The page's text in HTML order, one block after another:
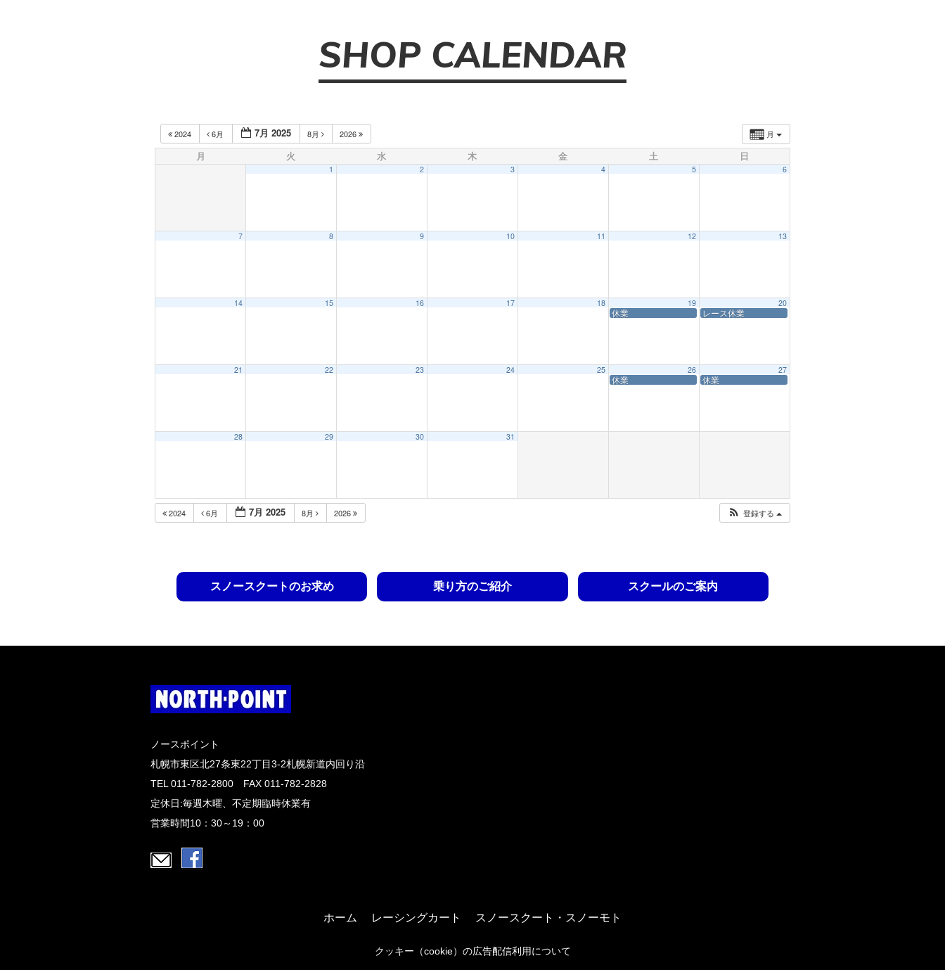
SHOP CALENDAR
月
2024 6月 7月 2025 8月 2026
月 火 水 木 金 土 日
1 2 3 4 5 6
7 8 9 10 11 12 13
14 15 16 17 18 19
休業
20
レース休業
21 22 23 24 25 26
休業
27
休業
28 29 30 31
2024 6月 7月 2025 8月 2026 登録する
スノースクートのお求め 乗り方のご紹介 スクールのご案内
ノースポイント
札幌市東区北27条東22丁目3-2札幌新道内回り沿
TEL 011-782-2800 FAX 011-782-2828
定休日:毎週木曜、不定期臨時休業有
営業時間10：30～19：00
ホーム レーシングカート スノースクート・スノーモト
クッキー（cookie）の広告配信利用について